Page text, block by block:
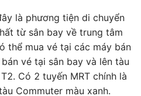
là phương tiện di chuyển
từ sân bay về trung tâm
thể mua vé tại các máy bán
vé tại sân bay và lên tàu
Có 2 tuyến MRT chính là
Commuter màu xanh.